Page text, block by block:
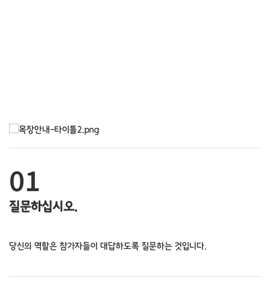
01
질문하십시오.
당신의 역할은 참가자들이 대답하도록 질문하는 것입니다.